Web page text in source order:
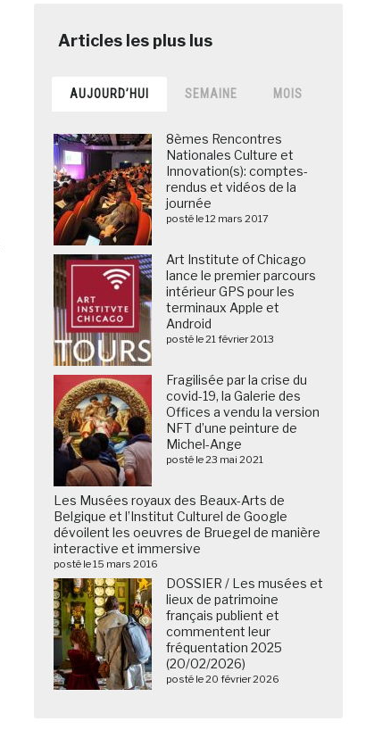
AUJOURD’HUI SEMAINE MOIS
8èmes Rencontres
Nationales Culture et
Innovation(s): comptes-
rendus et vidéos de la
journée
posté le 12 mars 2017
Art Institute of Chicago
lance le premier parcours
intérieur GPS pour les
terminaux Apple et
Android
posté le 21 février 2013
Fragilisée par la crise du
covid-19, la Galerie des
Offices a vendu la version
NFT d’une peinture de
Michel-Ange
posté le 23 mai 2021
Les Musées royaux des Beaux-Arts de
Belgique et l’Institut Culturel de Google
dévoilent les oeuvres de Bruegel de manière
interactive et immersive
posté le 15 mars 2016
DOSSIER / Les musées et
lieux de patrimoine
français publient et
commentent leur
fréquentation 2025
(20/02/2026)
posté le 20 février 2026